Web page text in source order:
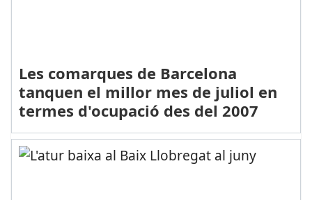
Les comarques de Barcelona
tanquen el millor mes de juliol en
termes d'ocupació des del 2007